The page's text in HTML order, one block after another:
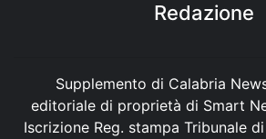
Redazione
Supplemento di Calabria
editoriale di proprietà di Smart
Iscrizione Reg. stampa Tribunale